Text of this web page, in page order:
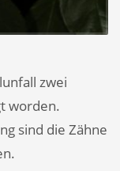
zwei
worden.
sind die Zähne